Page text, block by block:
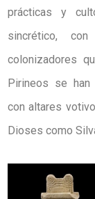
prácticas y
sincrético,
colonizadores
Pirineos se han
con altares
Dioses como